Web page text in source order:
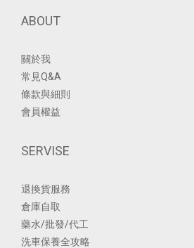
ABOUT
關於我
常見Q&A
條款與細則
會員權益
SERVISE
退換貨服務
倉庫自取
藥水/批發/代工
洗車保養全攻略